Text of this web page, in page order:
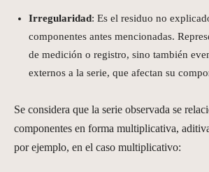
Irregularidad: Es el residuo no
componentes antes mencionadas.
de medición o registro, sino también
externos a la serie, que afectan su
Se considera que la serie observada se
componentes en forma multiplicativa,
por ejemplo, en el caso multiplicativo: